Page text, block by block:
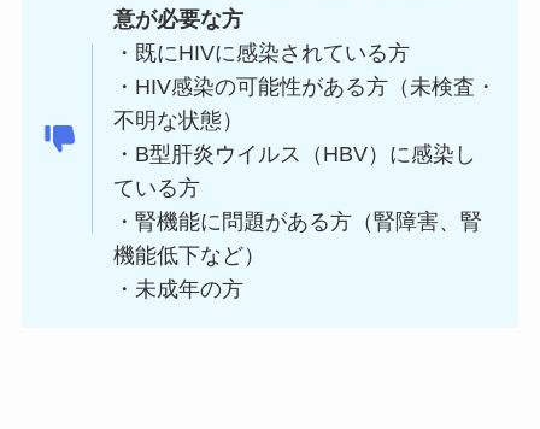
意が必要な方
・既にHIVに感染されている方
・HIV感染の可能性がある方（未検査・
不明な状態）
・B型肝炎ウイルス（HBV）に感染し
ている方
・腎機能に問題がある方（腎障害、腎
機能低下など）
・未成年の方